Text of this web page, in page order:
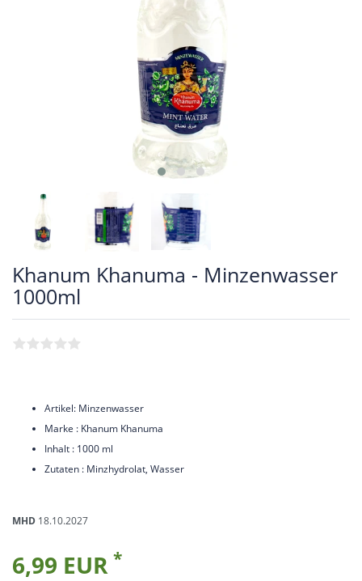
Khanum Khanuma - Minzenwasser
1000ml
Artikel: Minzenwasser
Marke : Khanum Khanuma
Inhalt : 1000 ml
Zutaten : Minzhydrolat, Wasser
MHD 18.10.2027
6,99 EUR *